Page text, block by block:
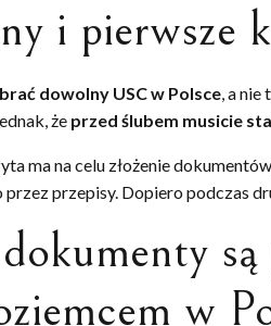
i pierwsze
dowolny USC w Polsce, a nie
że przed ślubem musicie
ma na celu złożenie
przez przepisy. Dopiero podczas
dokumenty
w